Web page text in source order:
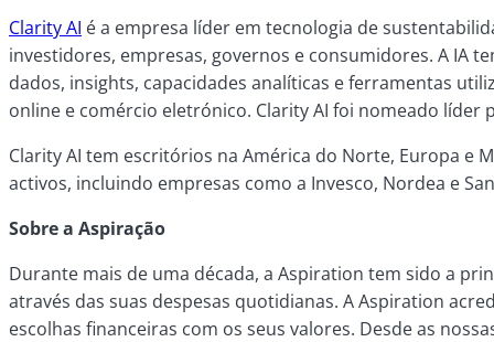
Clarity AI é a empresa líder em tecnologia de
investidores, empresas, governos e consumidores. A IA
dados, insights, capacidades analíticas e ferramentas
online e comércio eletrónico. Clarity AI foi nomeado líder
Clarity AI tem escritórios na América do Norte, Europa e
activos, incluindo empresas como a Invesco, Nordea e
Sobre a Aspiração
Durante mais de uma década, a Aspiration tem sido a
através das suas despesas quotidianas. A Aspiration
escolhas financeiras com os seus valores. Desde as